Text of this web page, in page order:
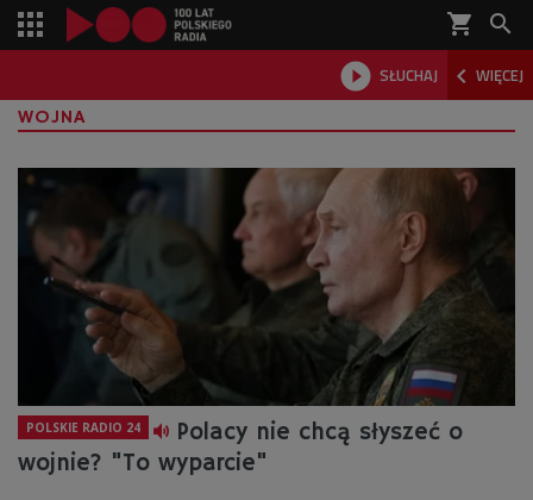
shopping_cart 
 SŁUCHAJ  WIĘCEJ

WOJNA
POLSKIE RADIO 24
Polacy nie chcą słyszeć o
wojnie? "To wyparcie"